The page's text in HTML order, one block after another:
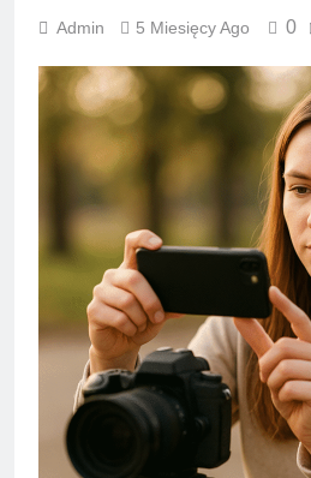
Admin 5 Miesięcy Ago 0